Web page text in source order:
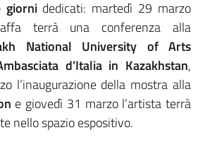
giornidedicati: martedì 29 marzo
terrà una conferenza alla
National University of Arts
d’Italia in Kazakhstan,
l’inaugurazione della mostra alla
e giovedì 31 marzo l’artista terrà
nello spazio espositivo.